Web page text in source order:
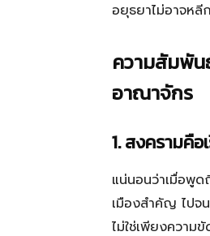
อยุธยาไม่อาจหลี
ความสัมพัน
อาณาจักร
1. สงครามคื
แน่นอนว่าเมื่อพู
เมืองสำคัญ ไปจ
ไม่ใช่เพียงความ